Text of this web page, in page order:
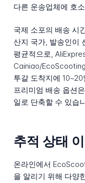
다른 운송업체에 호
국제 소포의 배송 시
산지 국가, 발송인이
평균적으로,
Cainiao/
투갈 도착지에
프리미엄 배송 옵션
일로 단축할 수 있습
추적 상태
온라인에서
을 알리기 위해 다양